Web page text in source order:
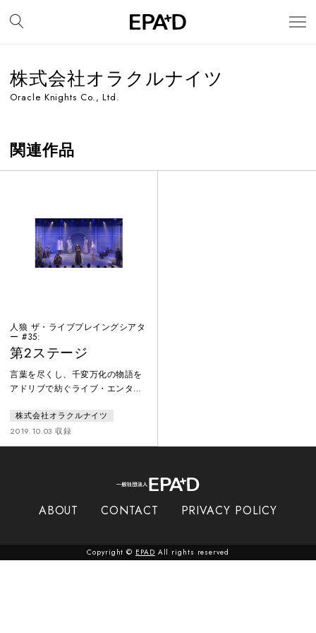
株式会社オラクルナイツ
Oracle Knights Co., Ltd.
関連作品
人狼 ザ・ライブプレイングシアタ
ー #35:
第2ステージ
言葉を尽くし、千変万化の物語を
アドリブで紡ぐライブ・エンター
グのみ。俳優はパーティーゲーム
「人狼」のルールを用いて、人間
vs 人狼の戦いを即興で繰り広げ
で、4つの種族が種の存亡をかけ
人狼を、人間は処刑できるのか？
株式会社オラクルナイツ
2019.10.03 収録
ABOUT CONTACT PRIVACY POLICY
Copyright © EPAD All rights reserved